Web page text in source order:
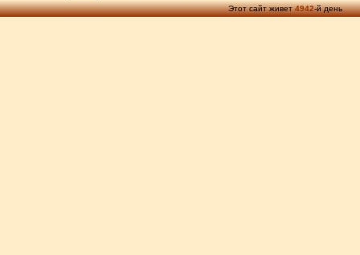
Этот сайт живет4942-й день